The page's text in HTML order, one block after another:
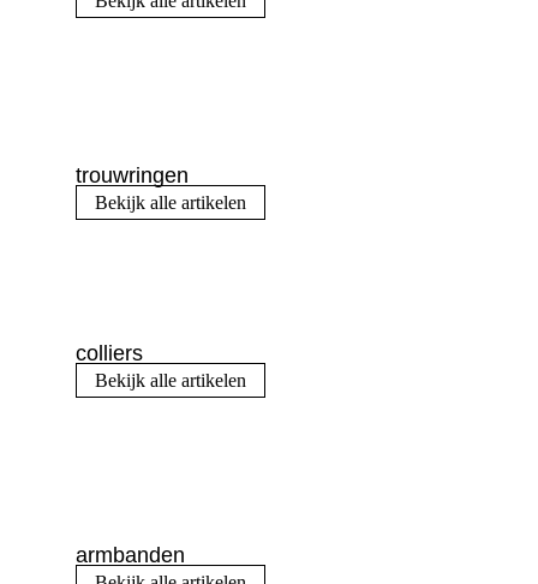
trouwringen
Bekijk alle artikelen
colliers
Bekijk alle artikelen
armbanden